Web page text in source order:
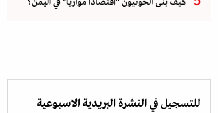
كيف بنى الحوثيون "اقتصادا موازيا" في اليمن؟
للتسجيل في النشرة البريدية الاسبوعية